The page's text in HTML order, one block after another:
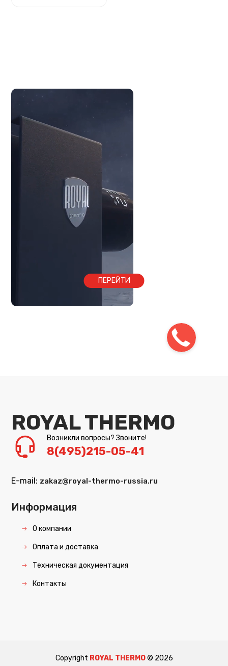
ПЕРЕЙТИ
ROYAL THERMO
Возникли вопросы? Звоните!
8(495)215-05-41
E-mail: zakaz@royal-thermo-russia.ru
Информация
О компании
Оплата и доставка
Техническая документация
Контакты
Copyright ROYAL THERMO© 2026